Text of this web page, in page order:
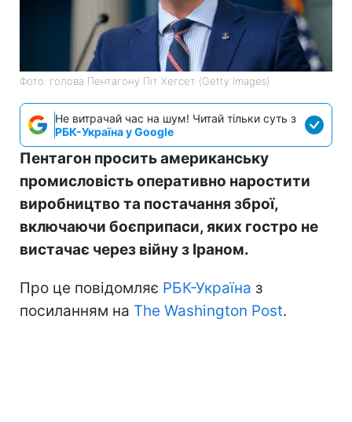
Фото: голова Пентагону Піт Хегсет (Getty Images)
Не витрачай час на шум! Читай тільки суть з
РБК-Україна у Google
Пентагон просить американську
промисловість оперативно наростити
виробництво та постачання зброї,
включаючи боєприпаси, яких гостро не
вистачає через війну з Іраном.
Про це повідомляє РБК-Україна з
посиланням на The Washington Post.